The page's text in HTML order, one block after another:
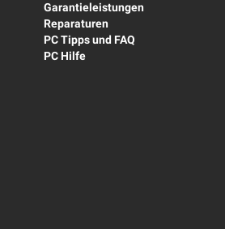
Garantieleistungen
Reparaturen
PC Tipps und FAQ
PC Hilfe